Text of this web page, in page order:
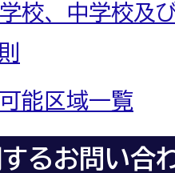
校、中学校及
能区域一覧
るお問い合